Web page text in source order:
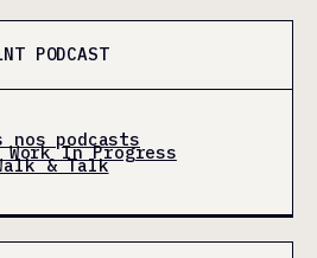
PODCAST
nos podcasts
Work In Progress
& Talk